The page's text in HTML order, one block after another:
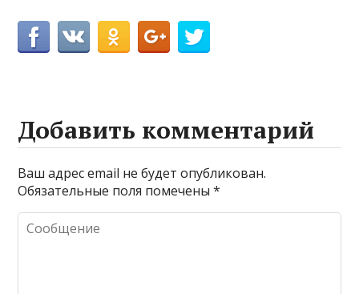
Добавить комментарий
Ваш адрес email не будет опубликован.
Обязательные поля помечены*